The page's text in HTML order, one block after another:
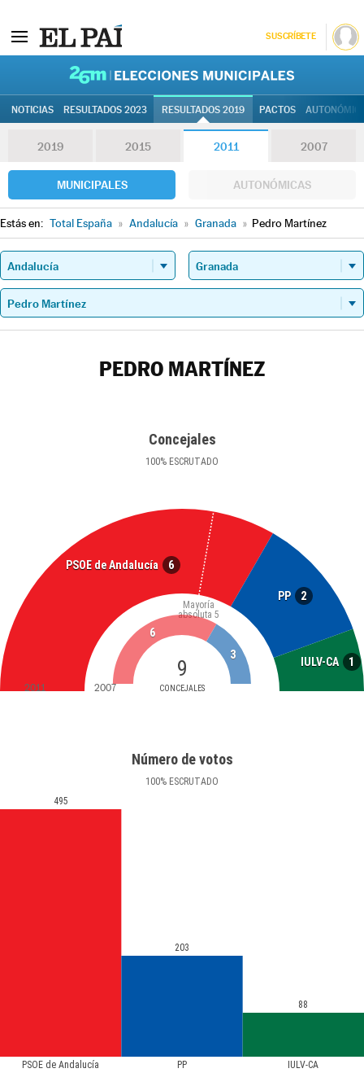
SUSCRÍBETE
NOTICIAS RESULTADOS 2023 RESULTADOS 2019 PACTOS
2019 2015 2011 2007
MUNICIPALES AUTONÓMICAS
Estás en: Total España » Andalucía » Granada » Pedro Martínez
PEDRO MARTÍNEZ
Concejales
100% ESCRUTADO
PSOE de Andalucía 6
PP 2
IULV-CA 1
9
CONCEJALES
Mayoría
absoluta 5
6
3
2011 2007
Número de votos
100% ESCRUTADO
PSOE de Andalucía PP IULV-CA
495
203
88